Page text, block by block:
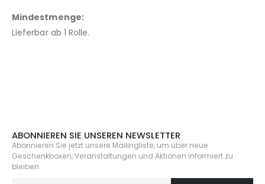
Mindestmenge:
Lieferbar ab 1 Rolle.
ABONNIEREN SIE UNSEREN NEWSLETTER
Abonnieren Sie jetzt unsere Mailingliste, um über neue
Geschenkboxen, Veranstaltungen und Aktionen informiert zu
bleiben.